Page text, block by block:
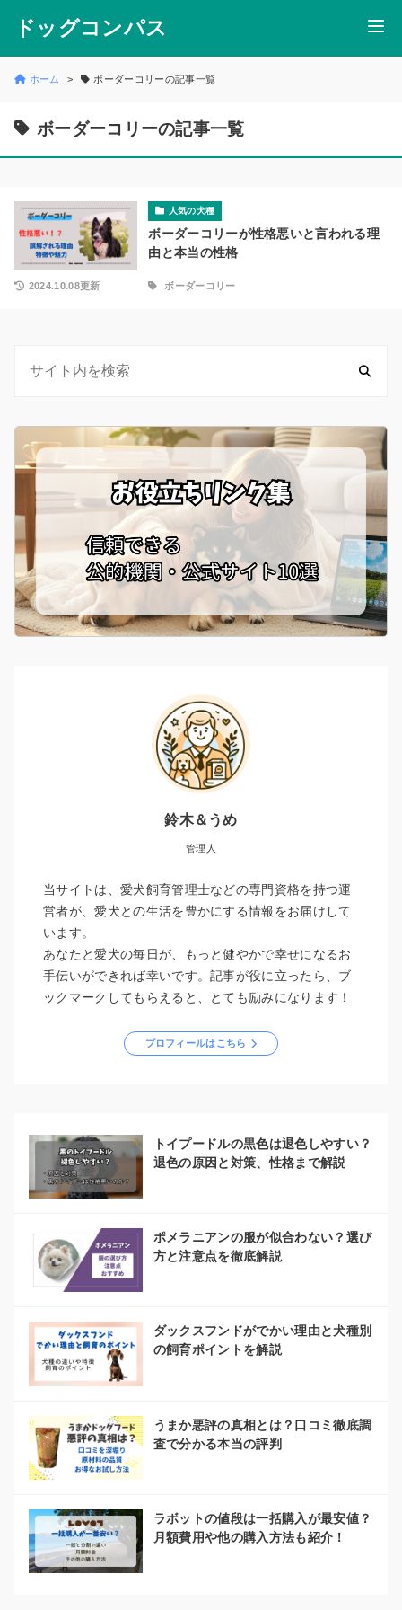
ドッグコンパス
ホーム ボーダーコリーの記事一覧
ボーダーコリーの記事一覧
人気の犬種
ボーダーコリーが性格悪いと言われる理
由と本当の性格
2024.10.08更新 ボーダーコリー
鈴木＆うめ
管理人
当サイトは、愛犬飼育管理士などの専門資格を持つ運
営者が、愛犬との生活を豊かにする情報をお届けして
います。
あなたと愛犬の毎日が、もっと健やかで幸せになるお
手伝いができれば幸いです。記事が役に立ったら、ブ
ックマークしてもらえると、とても励みになります！
プロフィールはこちら
トイプードルの黒色は退色しやすい？
退色の原因と対策、性格まで解説
ポメラニアンの服が似合わない？選び
方と注意点を徹底解説
ダックスフンドがでかい理由と犬種別
の飼育ポイントを解説
うまか悪評の真相とは？口コミ徹底調
査で分かる本当の評判
ラボットの値段は一括購入が最安値？
月額費用や他の購入方法も紹介！